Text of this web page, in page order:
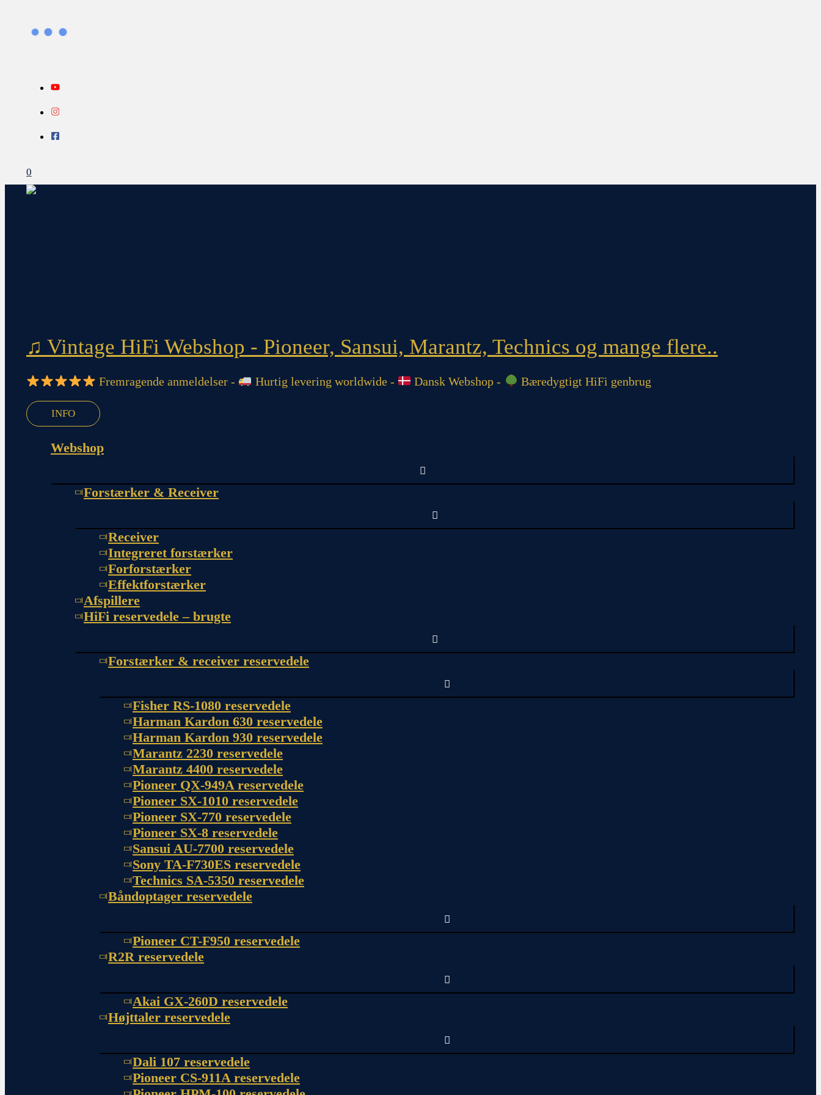
indholdet
0
♫ Vintage HiFi Webshop - Pioneer, Sansui, Marantz, Technics og mange flere..
Fremragende anmeldelser - Hurtig levering worldwide - Dansk Webshop - Bæredygtigt HiFi genbrug
INFO
Webshop
Forstærker & Receiver
Receiver
Integreret forstærker
Forforstærker
Effektforstærker
Afspillere
HiFi reservedele – brugte
Forstærker & receiver reservedele
Fisher RS-1080 reservedele
Harman Kardon 630 reservedele
Harman Kardon 930 reservedele
Marantz 2230 reservedele
Marantz 4400 reservedele
Pioneer QX-949A reservedele
Pioneer SX-1010 reservedele
Pioneer SX-770 reservedele
Pioneer SX-8 reservedele
Sansui AU-7700 reservedele
Sony TA-F730ES reservedele
Technics SA-5350 reservedele
Båndoptager reservedele
Pioneer CT-F950 reservedele
R2R reservedele
Akai GX-260D reservedele
Højttaler reservedele
Dali 107 reservedele
Pioneer CS-911A reservedele